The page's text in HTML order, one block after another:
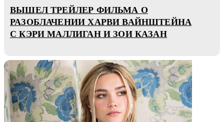
ВЫШЕЛ ТРЕЙЛЕР ФИЛЬМА О
РАЗОБЛАЧЕНИИ ХАРВИ ВАЙНШТЕЙНА
С КЭРИ МАЛЛИГАН И ЗОИ КАЗАН